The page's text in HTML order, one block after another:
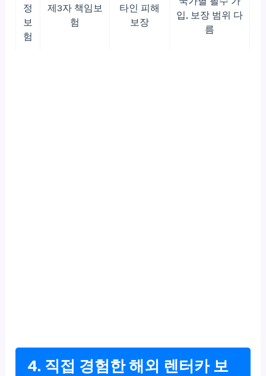
정
보
험
제3자 책임보
험
타인 피해
보장
입, 보장 범위 다
름
4. 직접 경험한 해외 렌터카 보